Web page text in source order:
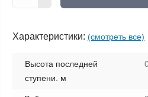
Характеристики: (смотреть все)
Высота последней
ступени. м